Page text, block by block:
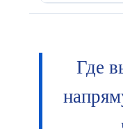
Где